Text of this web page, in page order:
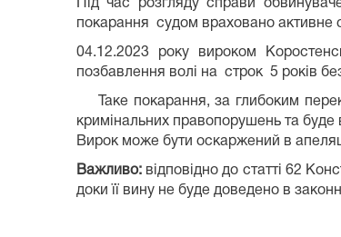
Під час розгляду справи
покарання судом враховано активне
04.12.2023 року вироком
позбавлення волі на строк 5 років
Таке покарання, за глибоким
кримінальних правопорушень та буде
Вирок може бути оскаржений в
Важливо: відповідно до статті 62
доки її вину не буде доведено в